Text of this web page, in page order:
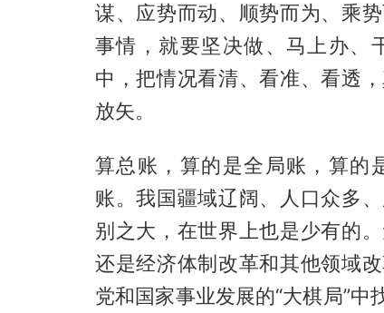
谋、应势而动、顺势而为、乘
事情，就要坚决做、马上办、
中，把情况看清、看准、看透
放矢。
算总账，算的是全局账，算的
账。我国疆域辽阔、人口众多
别之大，在世界上也是少有的
还是经济体制改革和其他领域
党和国家事业发展的“大棋局”